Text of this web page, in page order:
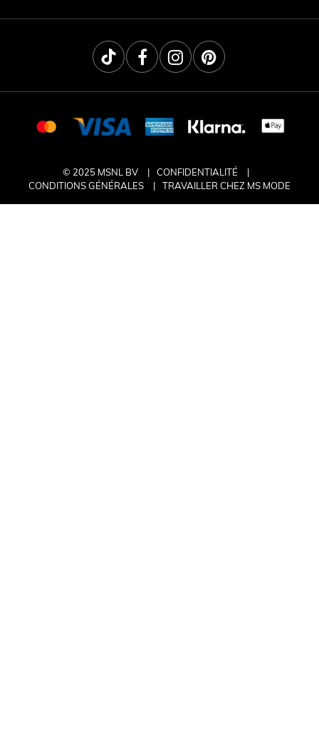
© 2025 MSNL BV
CONFIDENTIALITÉ
CONDITIONS GÉNÉRALES
TRAVAILLER CHEZ MS MODE